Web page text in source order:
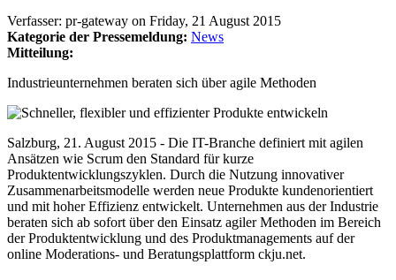
Verfasser: pr-gateway on Friday, 21 August 2015
Kategorie der Pressemeldung: News
Mitteilung:
Industrieunternehmen beraten sich über agile Methoden
Salzburg, 21. August 2015 - Die IT-Branche definiert mit agilen
Ansätzen wie Scrum den Standard für kurze
Produktentwicklungszyklen. Durch die Nutzung innovativer
Zusammenarbeitsmodelle werden neue Produkte kundenorientiert
und mit hoher Effizienz entwickelt. Unternehmen aus der Industrie
beraten sich ab sofort über den Einsatz agiler Methoden im Bereich
der Produktentwicklung und des Produktmanagements auf der
online Moderations- und Beratungsplattform ckju.net.